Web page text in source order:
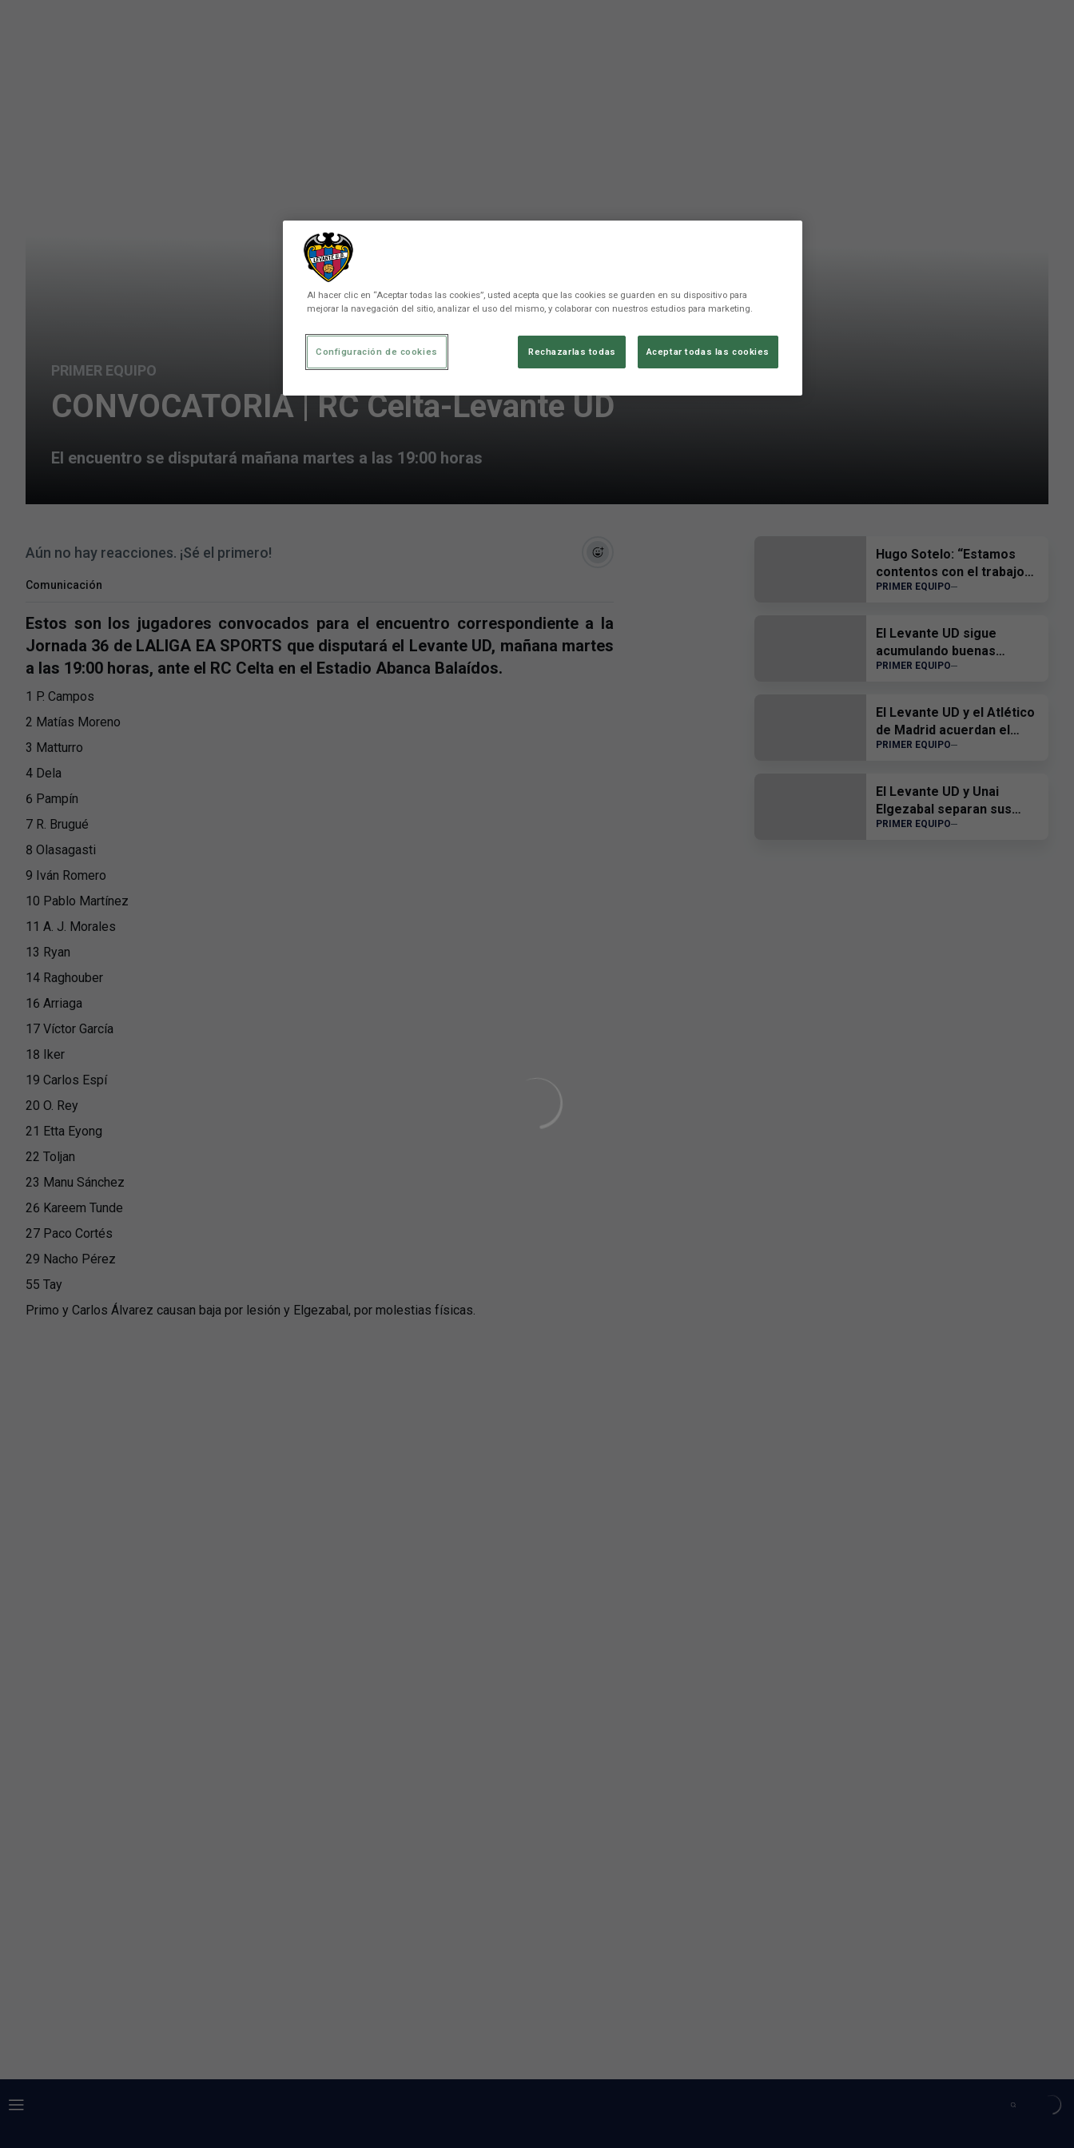
PRIMER EQUIPO
CONVOCATORIA | RC Celta-Levante UD
El encuentro se disputará mañana martes a las 19:00 horas
Aún no hay reacciones. ¡Sé el primero!
Comunicación
Estos son los jugadores convocados para el encuentro correspondiente a la
Jornada 36 de LALIGA EA SPORTS que disputará el Levante UD, mañana martes
a las 19:00 horas, ante el RC Celta en el Estadio Abanca Balaídos.
1 P. Campos
2 Matías Moreno
3 Matturro
4 Dela
6 Pampín
7 R. Brugué
8 Olasagasti
9 Iván Romero
10 Pablo Martínez
11 A. J. Morales
13 Ryan
14 Raghouber
16 Arriaga
17 Víctor García
18 Iker
19 Carlos Espí
20 O. Rey
21 Etta Eyong
22 Toljan
23 Manu Sánchez
26 Kareem Tunde
27 Paco Cortés
29 Nacho Pérez
55 Tay
Primo y Carlos Álvarez causan baja por lesión y Elgezabal, por molestias físicas.
Hugo Sotelo: “Estamos
contentos con el trabajo
del equipo”
PRIMER EQUIPO
El Levante UD sigue
acumulando buenas
sensaciones
PRIMER EQUIPO
El Levante UD y el Atlético
de Madrid acuerdan el
traspaso de Edgar Alcañiz
PRIMER EQUIPO
El Levante UD y Unai
Elgezabal separan sus
caminos
PRIMER EQUIPO
Al hacer clic en “Aceptar todas las cookies”, usted acepta que las cookies se guarden en su dispositivo para
mejorar la navegación del sitio, analizar el uso del mismo, y colaborar con nuestros estudios para marketing.
Rechazarlas todas Aceptar todas las cookies
Configuración de cookies